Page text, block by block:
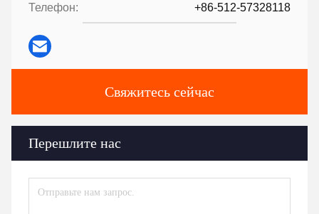
Телефон: +86-512-57328118
Свяжитесь сейчас
Перешлите нас